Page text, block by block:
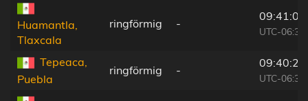
Huamantla,
Tlaxcala
ringförmig -
09:41:04
UTC-06:36
Tepeaca,
Puebla
ringförmig -
09:40:27
UTC-06:36